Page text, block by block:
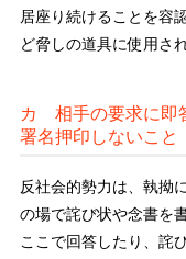
居座り続けることを容
ど脅しの道具に使用さ
カ 相手の要求に即
署名押印しないこと
反社会的勢力は、執拗
の場で詫び状や念書を
ここで回答したり、詫